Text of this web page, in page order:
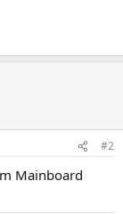
#2
Mainboard